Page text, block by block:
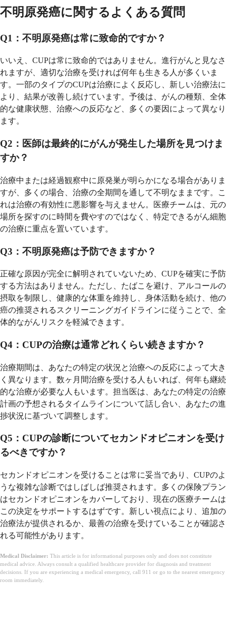
不明原発癌に関するよくある質問
Q1：不明原発癌は常に致命的ですか？
いいえ、CUPは常に致命的ではありません。進行がんと見なさ
れますが、適切な治療を受ければ何年も生きる人が多くいま
す。一部のタイプのCUPは治療によく反応し、新しい治療法に
より、結果が改善し続けています。予後は、がんの種類、全体
的な健康状態、治療への反応など、多くの要因によって異なり
ます。
Q2：医師は最終的にがんが発生した場所を見つけま
すか？
治療中または経過観察中に原発巣が明らかになる場合がありま
すが、多くの場合、治療の全期間を通して不明なままです。こ
れは治療の有効性に悪影響を与えません。医療チームは、元の
場所を探すのに時間を費やすのではなく、特定できるがん細胞
の治療に重点を置いています。
Q3：不明原発癌は予防できますか？
正確な原因が完全に解明されていないため、CUPを確実に予防
する方法はありません。ただし、たばこを避け、アルコールの
摂取を制限し、健康的な体重を維持し、身体活動を続け、他の
癌の推奨されるスクリーニングガイドラインに従うことで、全
体的ながんリスクを軽減できます。
Q4：CUPの治療は通常どれくらい続きますか？
治療期間は、あなたの特定の状況と治療への反応によって大き
く異なります。数ヶ月間治療を受ける人もいれば、何年も継続
的な治療が必要な人もいます。担当医は、あなたの特定の治療
計画の予想されるタイムラインについて話し合い、あなたの進
捗状況に基づいて調整します。
Q5：CUPの診断についてセカンドオピニオンを受け
るべきですか？
セカンドオピニオンを受けることは常に妥当であり、CUPのよ
うな複雑な診断ではしばしば推奨されます。多くの保険プラン
はセカンドオピニオンをカバーしており、現在の医療チームは
この決定をサポートするはずです。新しい視点により、追加の
治療法が提供されるか、最善の治療を受けていることが確認さ
れる可能性があります。
Medical Disclaimer: This article is for informational purposes only and does not constitute
medical advice. Always consult a qualified healthcare provider for diagnosis and treatment
decisions. If you are experiencing a medical emergency, call 911 or go to the nearest emergency
room immediately.